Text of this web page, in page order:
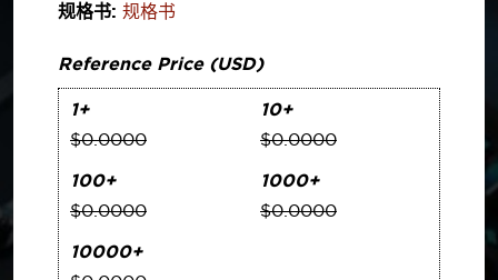
规格书: 规格书
Reference Price (USD)
1+
$0.0000
10+
$0.0000
100+
$0.0000
1000+
$0.0000
10000+